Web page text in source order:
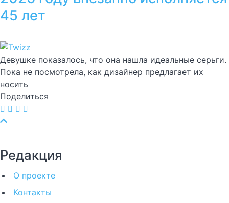
45 лет
Девушке показалось, что она нашла идеальные серьги.
Пока не посмотрела, как дизайнер предлагает их
носить
Поделиться
Редакция
О проекте
Контакты